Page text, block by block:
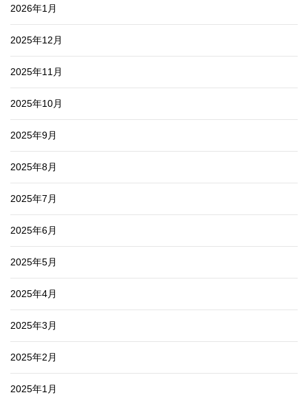
2026年1月
2025年12月
2025年11月
2025年10月
2025年9月
2025年8月
2025年7月
2025年6月
2025年5月
2025年4月
2025年3月
2025年2月
2025年1月